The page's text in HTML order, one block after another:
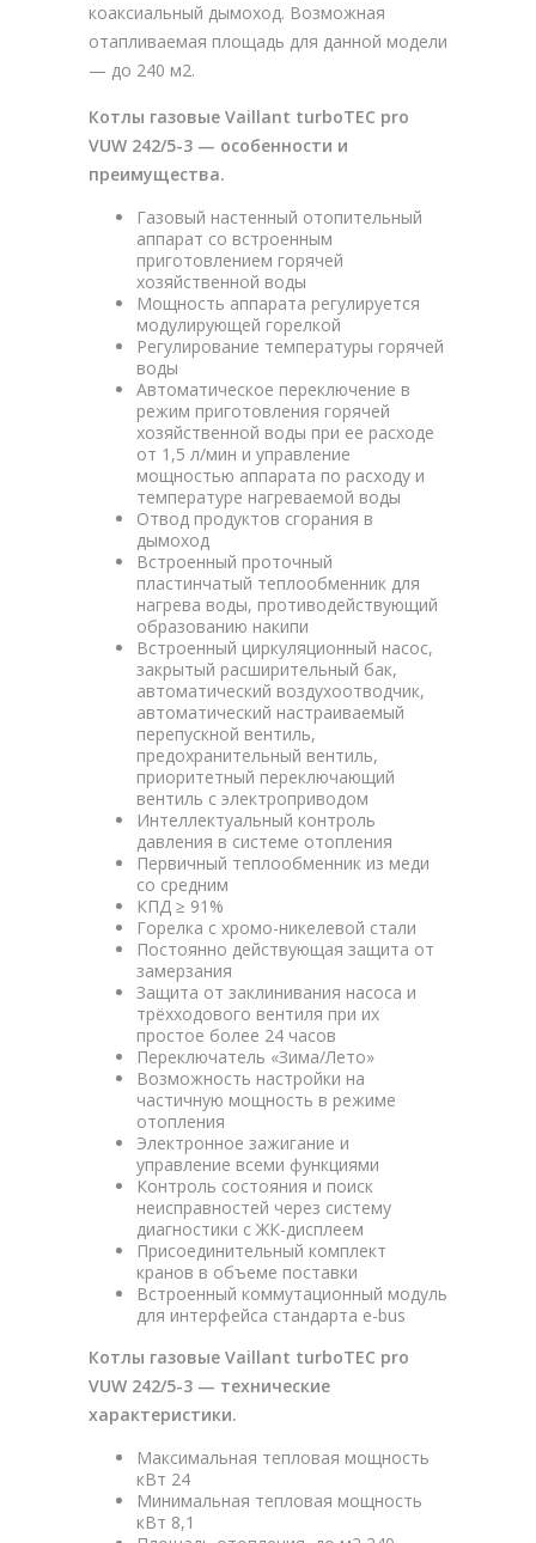
коаксиальный дымоход. Возможная
отапливаемая площадь для данной модели
— до 240 м2.
Котлы газовые Vaillant turboTEC pro
VUW 242/5-3 — особенности и
преимущества.
Газовый настенный отопительный
аппарат со встроенным
приготовлением горячей
хозяйственной воды
Мощность аппарата регулируется
модулирующей горелкой
Регулирование температуры горячей
воды
Автоматическое переключение в
режим приготовления горячей
хозяйственной воды при ее расходе
от 1,5 л/мин и управление
мощностью аппарата по расходу и
температуре нагреваемой воды
Отвод продуктов сгорания в
дымоход
Встроенный проточный
пластинчатый теплообменник для
нагрева воды, противодействующий
образованию накипи
Встроенный циркуляционный насос,
закрытый расширительный бак,
автоматический воздухоотводчик,
автоматический настраиваемый
перепускной вентиль,
предохранительный вентиль,
приоритетный переключающий
вентиль с электроприводом
Интеллектуальный контроль
давления в системе отопления
Первичный теплообменник из меди
со средним
КПД ≥ 91%
Горелка с хромо-никелевой стали
Постоянно действующая защита от
замерзания
Защита от заклинивания насоса и
трёхходового вентиля при их
простое более 24 часов
Переключатель «Зима/Лето»
Возможность настройки на
частичную мощность в режиме
отопления
Электронное зажигание и
управление всеми функциями
Контроль состояния и поиск
неисправностей через систему
диагностики с ЖК-дисплеем
Присоединительный комплект
кранов в объеме поставки
Встроенный коммутационный модуль
для интерфейса стандарта e-bus
Котлы газовые Vaillant turboTEC pro
VUW 242/5-3 — технические
характеристики.
Максимальная тепловая мощность
кВт 24
Минимальная тепловая мощность
кВт 8,1